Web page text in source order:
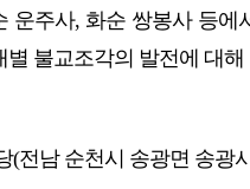
운주사, 화순 쌍봉사 등
불교조각의 발전에 대해
전남 순천시 송광면 송광